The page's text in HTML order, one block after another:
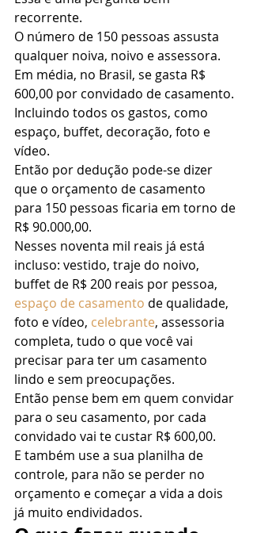
recorrente.
O número de 150 pessoas assusta
qualquer noiva, noivo e assessora.
Em média, no Brasil, se gasta R$
600,00 por convidado de casamento.
Incluindo todos os gastos, como
espaço, buffet, decoração, foto e
vídeo.
Então por dedução pode-se dizer
que o orçamento de casamento
para 150 pessoas ficaria em torno de
R$ 90.000,00.
Nesses noventa mil reais já está
incluso: vestido, traje do noivo,
buffet de R$ 200 reais por pessoa,
espaço de casamento de qualidade,
foto e vídeo, celebrante, assessoria
completa, tudo o que você vai
precisar para ter um casamento
lindo e sem preocupações.
Então pense bem em quem convidar
para o seu casamento, por cada
convidado vai te custar R$ 600,00.
E também use a sua planilha de
controle, para não se perder no
orçamento e começar a vida a dois
já muito endividados.